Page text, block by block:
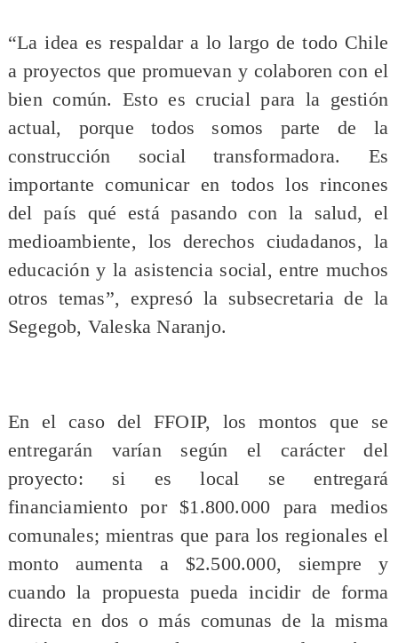
“La idea es respaldar a lo largo de todo Chile
a proyectos que promuevan y colaboren con el
bien común. Esto es crucial para la gestión
actual, porque todos somos parte de la
construcción social transformadora. Es
importante comunicar en todos los rincones
del país qué está pasando con la salud, el
medioambiente, los derechos ciudadanos, la
educación y la asistencia social, entre muchos
otros temas”, expresó la subsecretaria de la
Segegob, Valeska Naranjo.
En el caso del FFOIP, los montos que se
entregarán varían según el carácter del
proyecto: si es local se entregará
financiamiento por $1.800.000 para medios
comunales; mientras que para los regionales el
monto aumenta a $2.500.000, siempre y
cuando la propuesta pueda incidir de forma
directa en dos o más comunas de la misma